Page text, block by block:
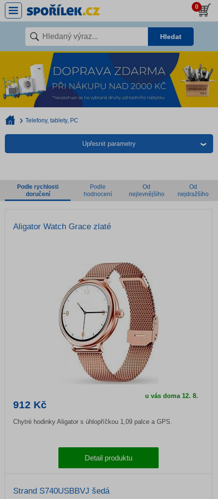
0
Hledat
Telefony, tablety, PC
Upřesnit parametry
Podle rychlosti
doručení
Podle
hodnocení
Od
nejlevnějšího
Od
nejdražšího
Aligator Watch Grace zlaté
912 Kč
u vás doma12. 8.
Chytré hodinky Aligator s úhlopříčkou 1,09 palce a GPS.
Detail produktu
Strand S740USBBVJ šedá